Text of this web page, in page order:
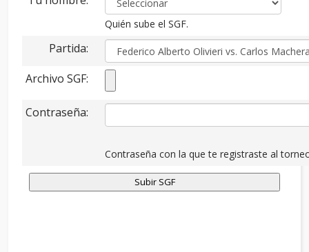
Quién sube el SGF.
Partida:
Archivo SGF:
Contraseña:
Contraseña con la que te registraste al